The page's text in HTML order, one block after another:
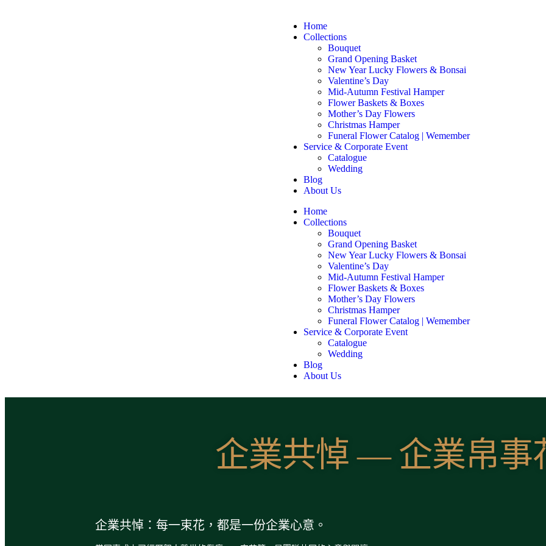
Home
Collections
Bouquet
Grand Opening Basket
New Year Lucky Flowers & Bonsai
Valentine’s Day
Mid-Autumn Festival Hamper
Flower Baskets & Boxes
Mother’s Day Flowers
Christmas Hamper
Funeral Flower Catalog | Wemember
Service & Corporate Event
Catalogue
Wedding
Blog
About Us
Home
Collections
Bouquet
Grand Opening Basket
New Year Lucky Flowers & Bonsai
Valentine’s Day
Mid-Autumn Festival Hamper
Flower Baskets & Boxes
Mother’s Day Flowers
Christmas Hamper
Funeral Flower Catalog | Wemember
Service & Corporate Event
Catalogue
Wedding
Blog
About Us
企業共悼 — 企業帛事
企業共悼：每一束花，都是一份企業心意。